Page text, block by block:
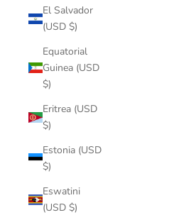
El Salvador
(USD $)
Equatorial
Guinea (USD
$)
Eritrea (USD
$)
Estonia (USD
$)
Eswatini
(USD $)